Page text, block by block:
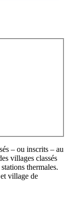
– ou inscrits – au
villages classés
thermales.
village de